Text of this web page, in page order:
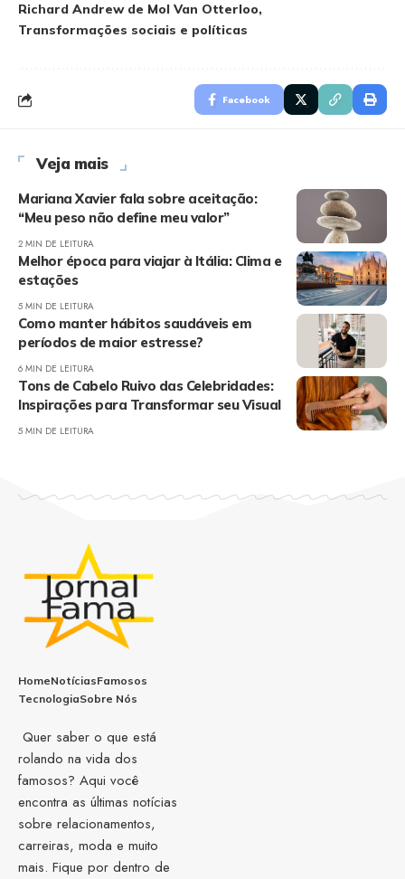
Richard Andrew de Mol Van Otterloo
Transformações sociais e políticas
Facebook
Veja mais
Mariana Xavier fala sobre aceitação:
“Meu peso não define meu valor”
2 MIN DE LEITURA
Melhor época para viajar à Itália: Clima e
estações
5 MIN DE LEITURA
Como manter hábitos saudáveis em
períodos de maior estresse?
6 MIN DE LEITURA
Tons de Cabelo Ruivo das Celebridades:
Inspirações para Transformar seu Visual
5 MIN DE LEITURA
HomeNotíciasFamosos
TecnologiaSobre Nós
Quer saber o que está
rolando na vida dos
famosos? Aqui você
encontra as últimas notícias
sobre relacionamentos,
carreiras, moda e muito
mais. Fique por dentro de